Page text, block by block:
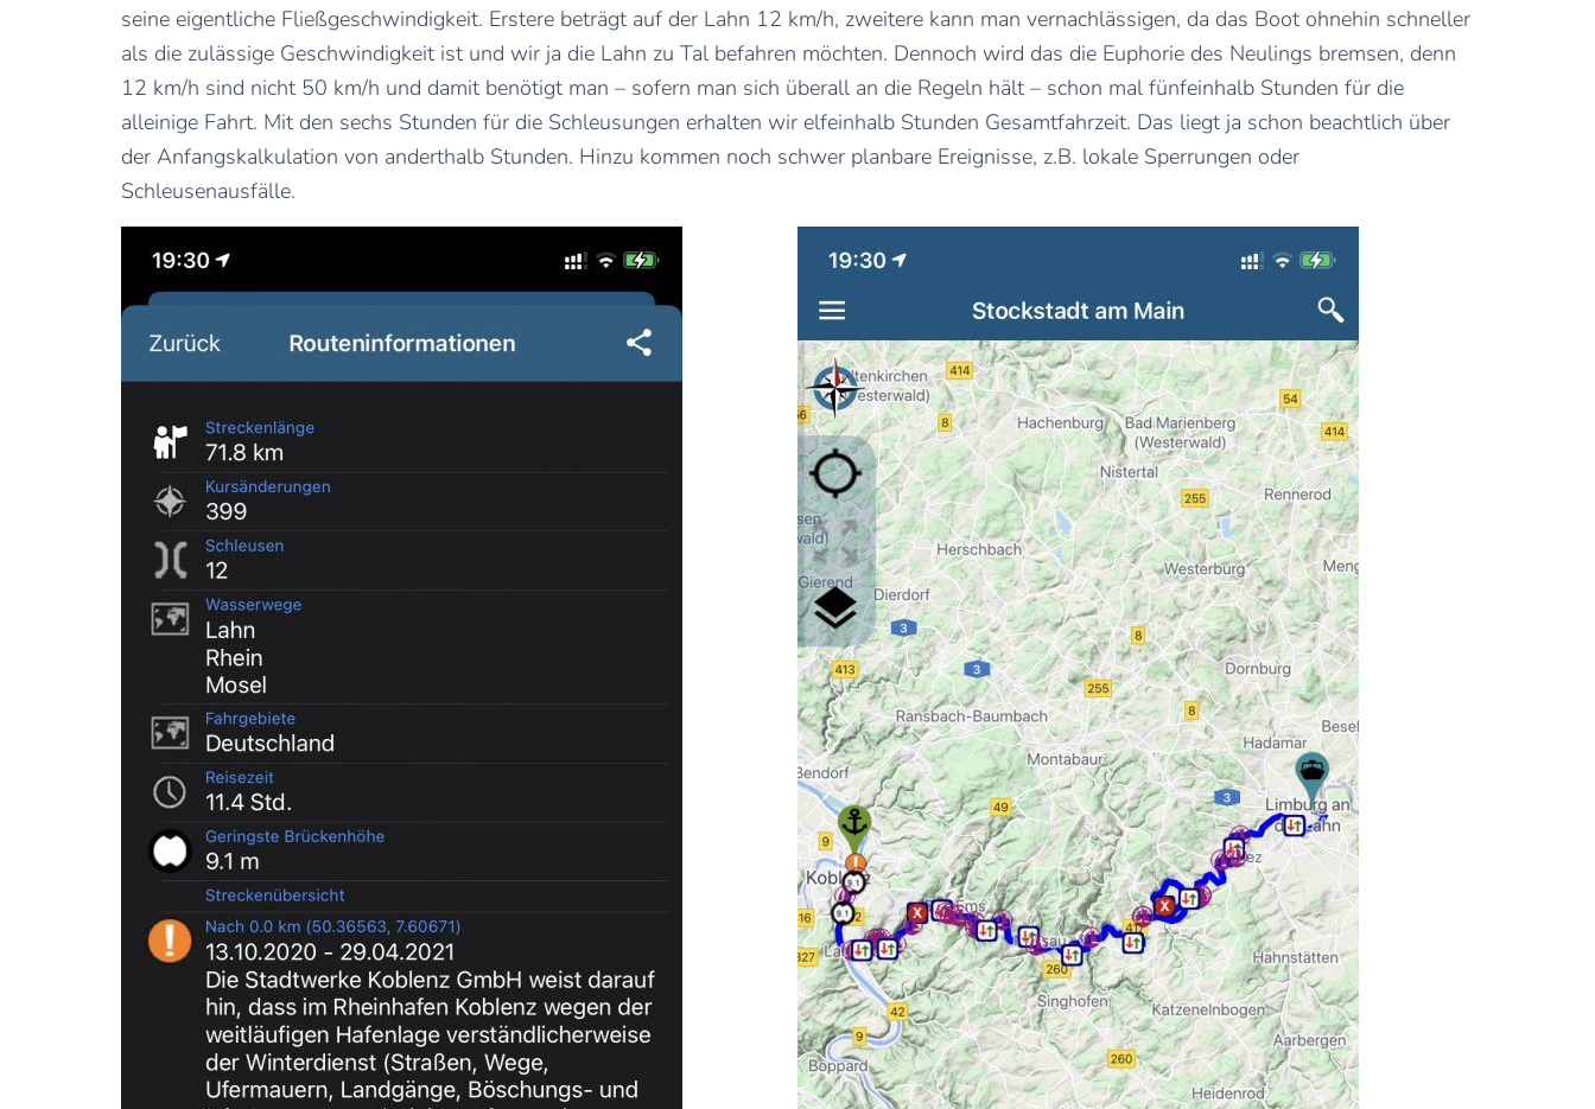
seine eigentliche Fließgeschwindigkeit. Erstere beträgt auf der Lahn 12 km/h, zweitere kann man vernachlässigen, da das Boot ohnehin schneller
als die zulässige Geschwindigkeit ist und wir ja die Lahn zu Tal befahren möchten. Dennoch wird das die Euphorie des Neulings bremsen, denn
12 km/h sind nicht 50 km/h und damit benötigt man – sofern man sich überall an die Regeln hält – schon mal fünfeinhalb Stunden für die
alleinige Fahrt. Mit den sechs Stunden für die Schleusungen erhalten wir elfeinhalb Stunden Gesamtfahrzeit. Das liegt ja schon beachtlich über
der Anfangskalkulation von anderthalb Stunden. Hinzu kommen noch schwer planbare Ereignisse, z.B. lokale Sperrungen oder
Schleusenausfälle.